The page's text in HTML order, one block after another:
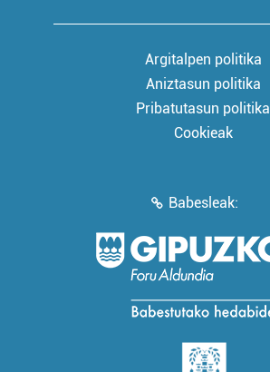
Argitalpen politika
Aniztasun politika
Pribatutasun politika
Cookieak
Babesleak: